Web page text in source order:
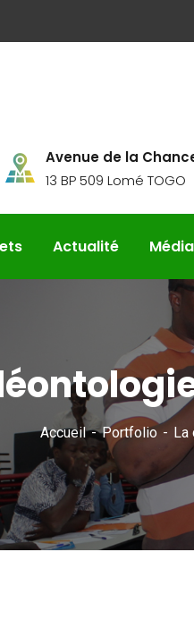
Avenue de la
13 BP 509 Lomé TOGO
Actualité
Accueil Portfolio La